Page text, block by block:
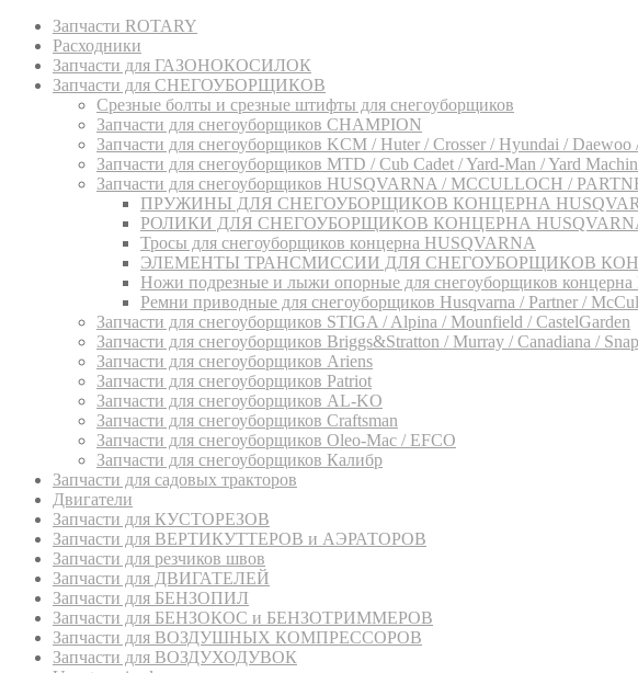
Запчасти ROTARY
Расходники
Запчасти для ГАЗОНОКОСИЛОК
Запчасти для СНЕГОУБОРЩИКОВ
Срезные болты и срезные штифты для снегоуборщиков
Запчасти для снегоуборщиков CHAMPION
Запчасти для снегоуборщиков KCM / Huter / Crosser / Hyundai /
Запчасти для снегоуборщиков MTD / Cub Cadet / Yard-Man / Yard
Запчасти для снегоуборщиков HUSQVARNA / MCCULLOCH /
ПРУЖИНЫ ДЛЯ СНЕГОУБОРЩИКОВ КОНЦЕРНА
РОЛИКИ ДЛЯ СНЕГОУБОРЩИКОВ КОНЦЕРНА
Тросы для снегоуборщиков концерна HUSQVARNA
ЭЛЕМЕНТЫ ТРАНСМИССИИ ДЛЯ СНЕГОУБОРЩИКОВ
Ножи подрезные и лыжи опорные для снегоуборщиков
Ремни приводные для снегоуборщиков Husqvarna / Partner /
Запчасти для снегоуборщиков STIGA / Alpina / Mounfield / CastelGarden
Запчасти для снегоуборщиков Briggs&Stratton / Murray / Canadiana /
Запчасти для снегоуборщиков Ariens
Запчасти для снегоуборщиков Patriot
Запчасти для снегоуборщиков AL-KO
Запчасти для снегоуборщиков Craftsman
Запчасти для снегоуборщиков Oleo-Mac / EFCO
Запчасти для снегоуборщиков Калибр
Запчасти для садовых тракторов
Двигатели
Запчасти для КУСТОРЕЗОВ
Запчасти для ВЕРТИКУТТЕРОВ и АЭРАТОРОВ
Запчасти для резчиков швов
Запчасти для ДВИГАТЕЛЕЙ
Запчасти для БЕНЗОПИЛ
Запчасти для БЕНЗОКОС и БЕНЗОТРИММЕРОВ
Запчасти для ВОЗДУШНЫХ КОМПРЕССОРОВ
Запчасти для ВОЗДУХОДУВОК